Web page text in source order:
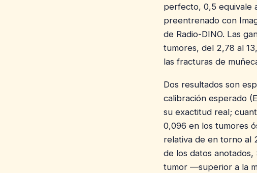
perfecto, 0,5 equivale
preentrenado con
de Radio-DINO. Las
tumores, del 2,78 al
las fracturas de
Dos resultados son
calibración esperado
su exactitud real;
0,096 en los tumores
relativa de en torno al
de los datos anotados,
tumor —superior a la